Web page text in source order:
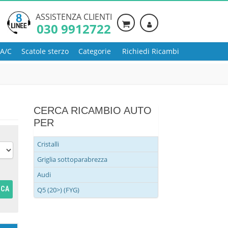
ASSISTENZA CLIENTI
030 9912722
C Scatole sterzo Categorie Richiedi Ricambi
CERCA RICAMBIO AUTO
PER
Cristalli
Griglia sottoparabrezza
Audi
Q5 (20>) (FYG)